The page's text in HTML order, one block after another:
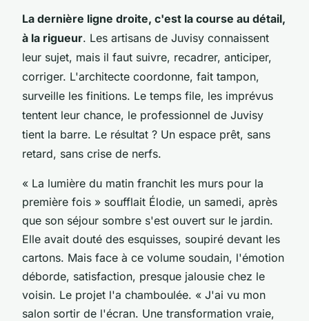
La dernière ligne droite, c'est la course au détail,
à la rigueur. Les artisans de Juvisy connaissent
leur sujet, mais il faut suivre, recadrer, anticiper,
corriger. L'architecte coordonne, fait tampon,
surveille les finitions. Le temps file, les imprévus
tentent leur chance, le professionnel de Juvisy
tient la barre. Le résultat ? Un espace prêt, sans
retard, sans crise de nerfs.
« La lumière du matin franchit les murs pour la
première fois » soufflait Élodie, un samedi, après
que son séjour sombre s'est ouvert sur le jardin.
Elle avait douté des esquisses, soupiré devant les
cartons. Mais face à ce volume soudain, l'émotion
déborde, satisfaction, presque jalousie chez le
voisin. Le projet l'a chamboulée. « J'ai vu mon
salon sortir de l'écran. Une transformation vraie,